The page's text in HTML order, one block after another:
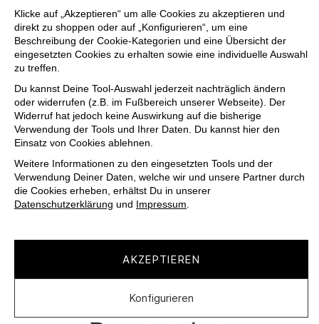
Klicke auf „Akzeptieren“ um alle Cookies zu akzeptieren und
direkt zu shoppen oder auf „Konfigurieren“, um eine
Beschreibung der Cookie-Kategorien und eine Übersicht der
eingesetzten Cookies zu erhalten sowie eine individuelle Auswahl
zu treffen.
Du kannst Deine Tool-Auswahl jederzeit nachträglich ändern
oder widerrufen (z.B. im Fußbereich unserer Webseite). Der
Widerruf hat jedoch keine Auswirkung auf die bisherige
Verwendung der Tools und Ihrer Daten. Du kannst hier den
Einsatz von Cookies ablehnen.
Weitere Informationen zu den eingesetzten Tools und der
Verwendung Deiner Daten, welche wir und unsere Partner durch
die Cookies erheben, erhältst Du in unserer
Datenschutzerklärung und Impressum.
AKZEPTIEREN
Konfigurieren